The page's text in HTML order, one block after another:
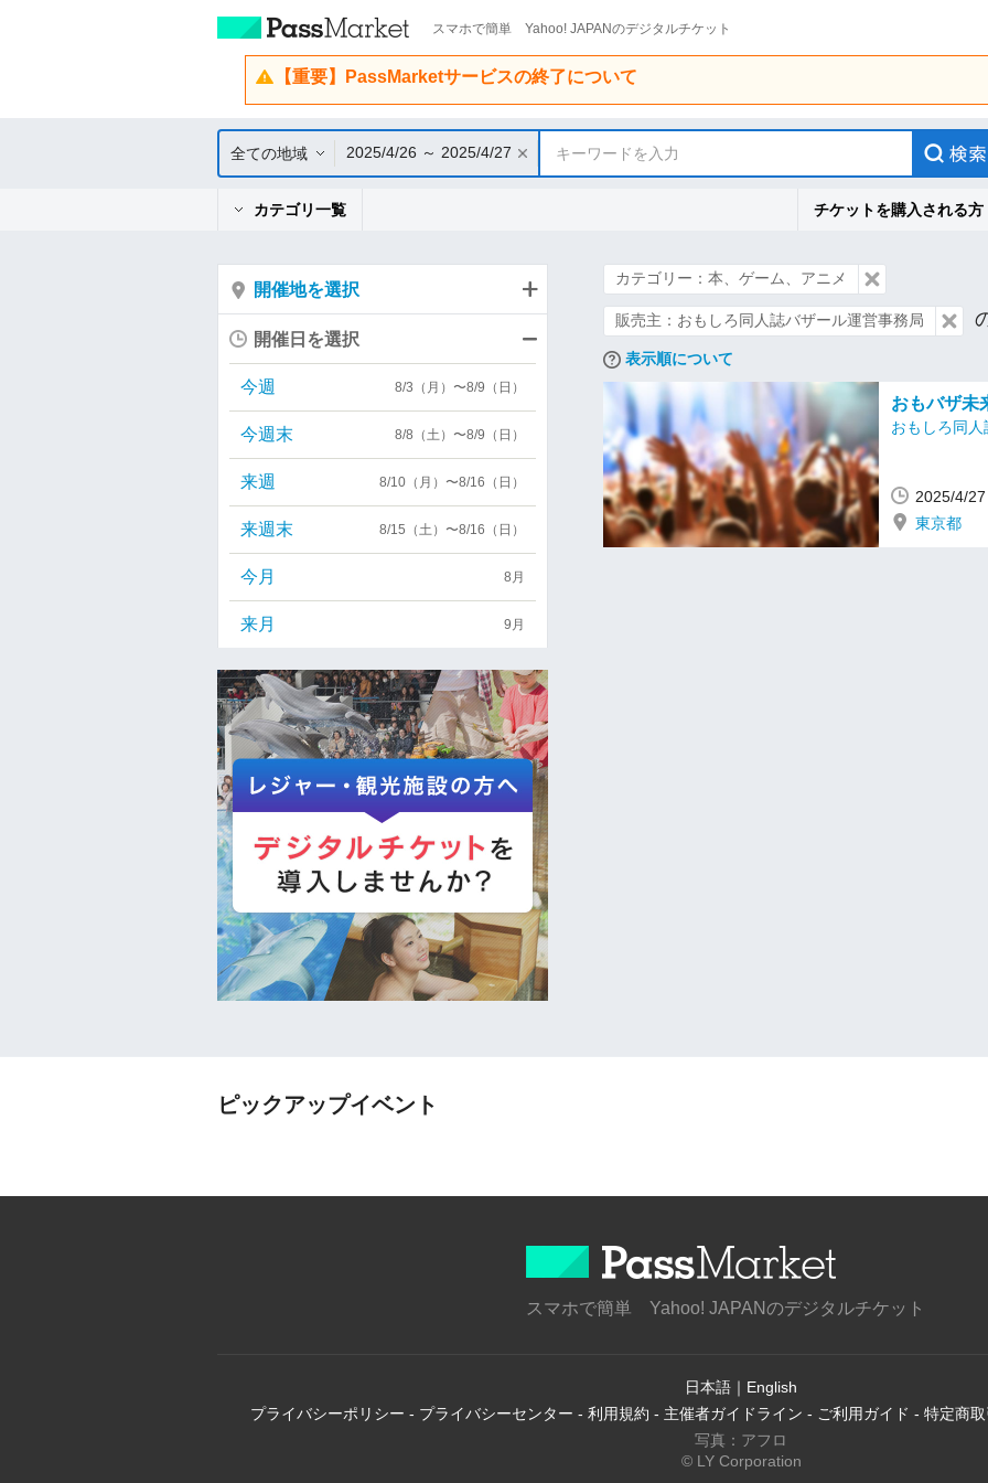
スマホで簡単 Yahoo! JAPANのデジタルチケット
【重要】PassMarketサービスの終了について
全ての地域 2025/4/26 ～ 2025/4/27 キーワードを入力
カテゴリ一覧 チケットを購入される方
カテゴリー：本、ゲーム、アニメ
販売主：おもしろ同人誌バザール運営事務局
表示順について
おもバザ未
おもしろ同
2025/4/27
東京都
開催地を選択
開催日を選択
今週 8/3（月）〜8/9（日）
今週末 8/8（土）〜8/9（日）
来週 8/10（月）〜8/16（日）
来週末 8/15（土）〜8/16（日）
今月 8月
来月 9月
ピックアップイベント
スマホで簡単 Yahoo! JAPANのデジタルチケット
日本語 ｜ English
プライバシーポリシー - プライバシーセンター - 利用規約 - 主催者ガイドライン - ご利用ガイド - 特定商
写真：アフロ
© LY Corporation